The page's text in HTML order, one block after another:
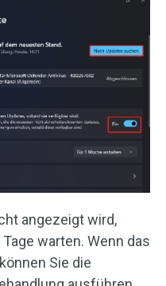
angezeigt wird,
warten. Wenn das
Sie die